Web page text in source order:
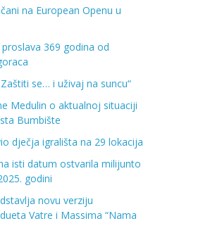
na European Openu u
369 godina od
se… i uživaj na suncu“
Medulin o aktualnoj situaciji
Bumbište
dječja igrališta na 29 lokacija
isti datum ostvarila milijunto
godini
novu verziju
Vatre i Massima “Nama